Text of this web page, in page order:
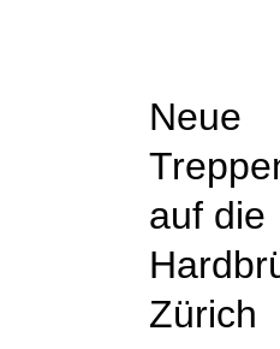
Neue
auf die
Zürich